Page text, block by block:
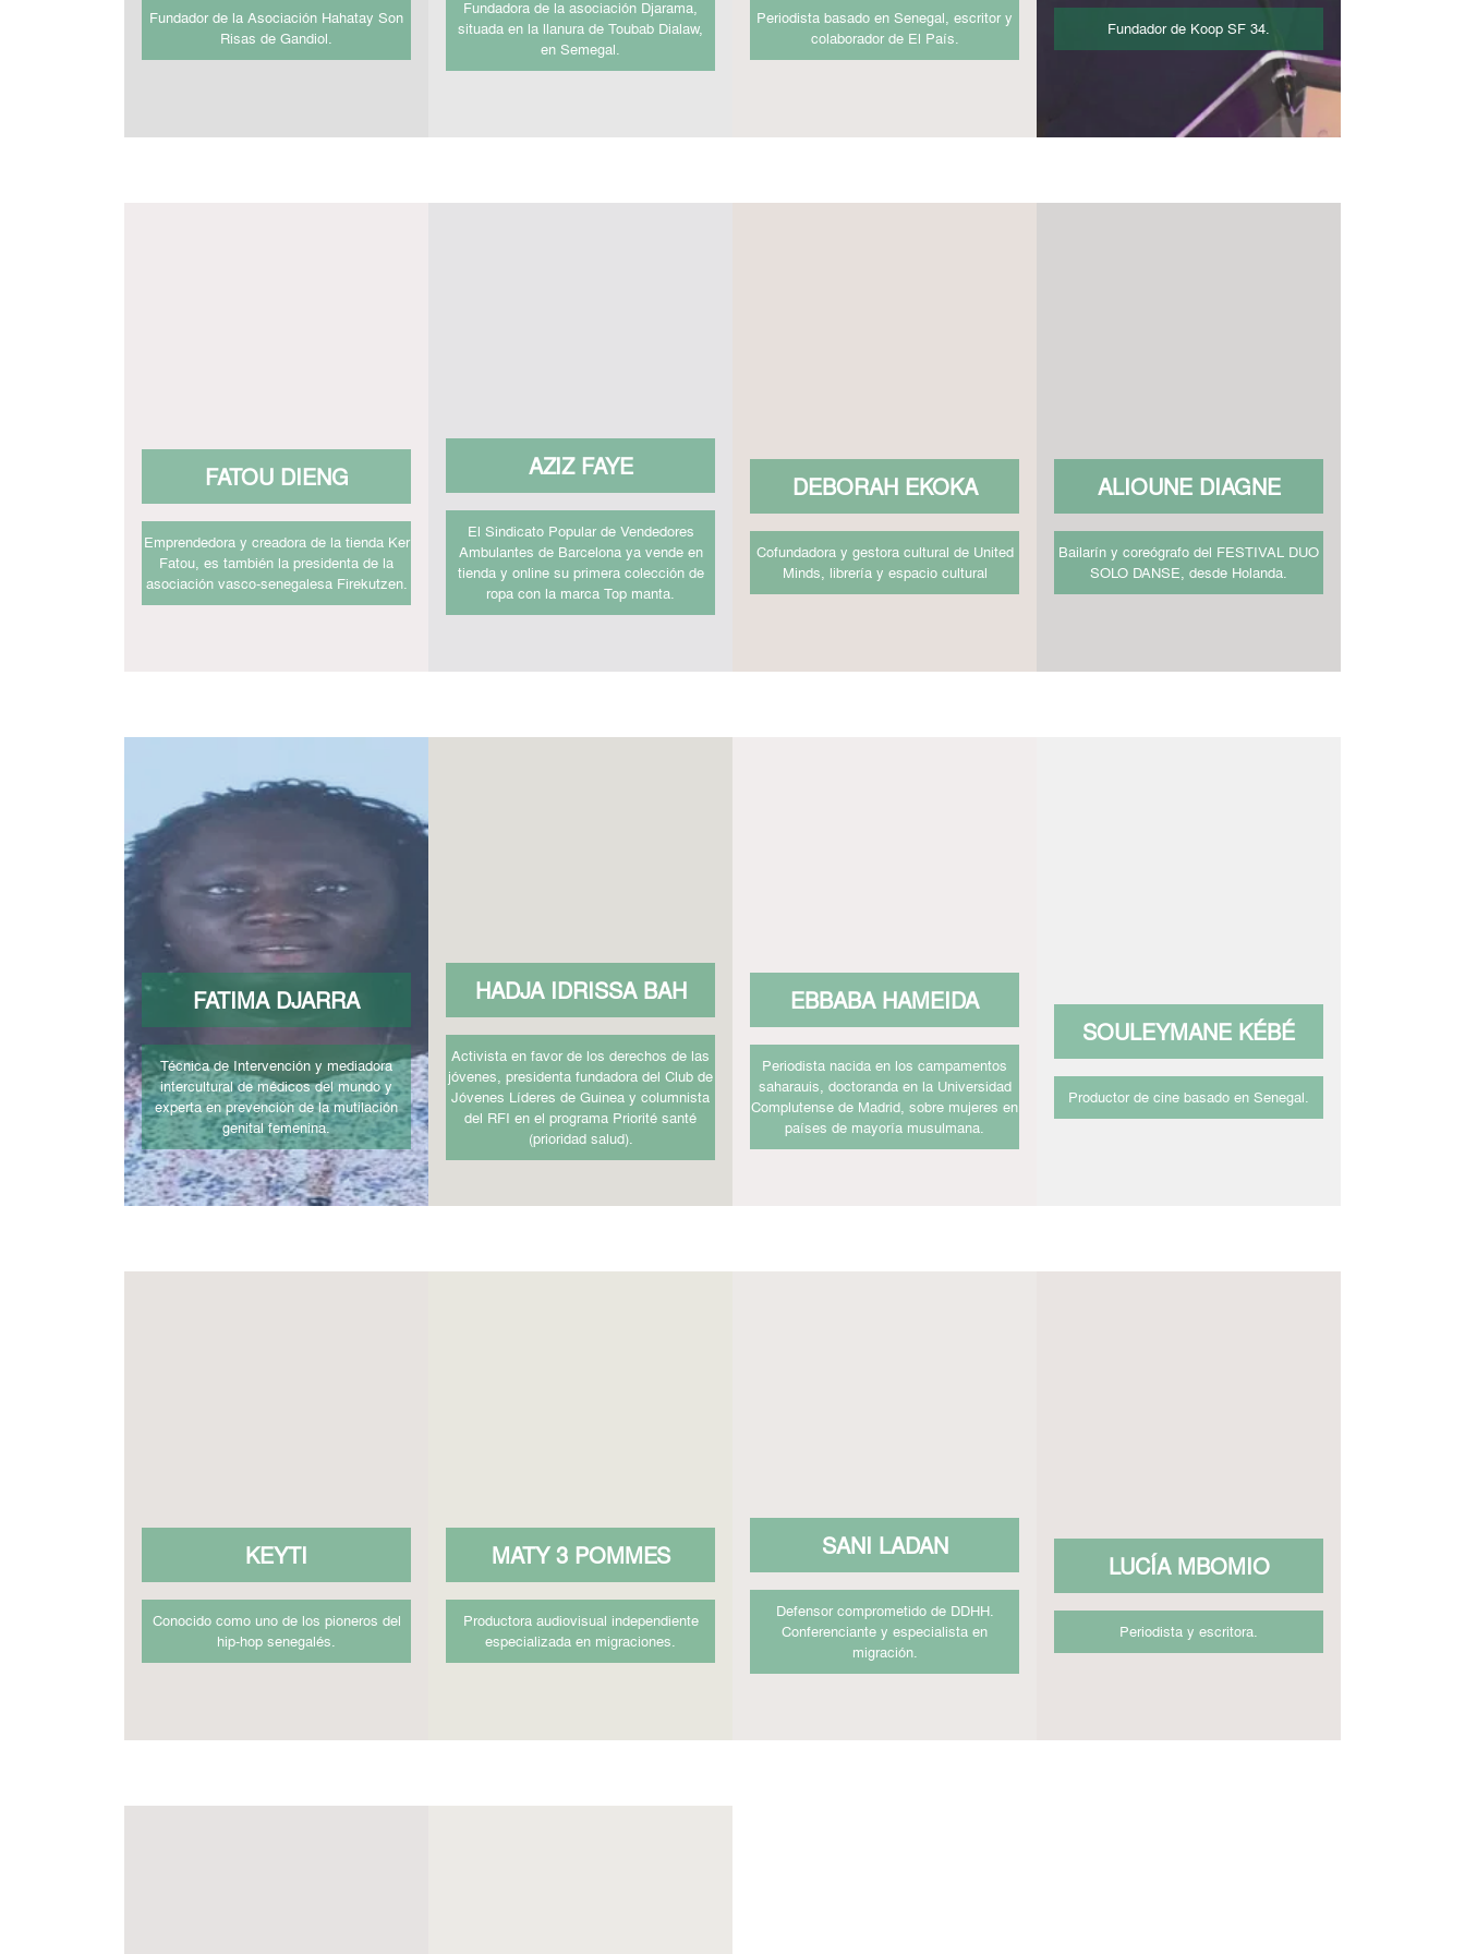
Fundador de la Asociación Hahatay Son
Risas de Gandiol.
Fundadora de la asociación Djarama,
situada en la llanura de Toubab Dialaw,
en Semegal.
Periodista basado en Senegal, escritor y
colaborador de El País.
Fundador de Koop SF 34.
FATOU DIENG
Emprendedora y creadora de la tienda Ker
Fatou, es también la presidenta de la
asociación vasco-senegalesa Firekutzen.
AZIZ FAYE
El Sindicato Popular de Vendedores
Ambulantes de Barcelona ya vende en
tienda y online su primera colección de
ropa con la marca Top manta.
DEBORAH EKOKA
Cofundadora y gestora cultural de United
Minds, librería y espacio cultural
ALIOUNE DIAGNE
Bailarín y coreógrafo del FESTIVAL DUO
SOLO DANSE, desde Holanda.
FATIMA DJARRA
Técnica de Intervención y mediadora
intercultural de médicos del mundo y
experta en prevención de la mutilación
genital femenina.
HADJA IDRISSA BAH
Activista en favor de los derechos de las
jóvenes, presidenta fundadora del Club de
Jóvenes Líderes de Guinea y columnista
del RFI en el programa Priorité santé
(prioridad salud).
EBBABA HAMEIDA
Periodista nacida en los campamentos
saharauis, doctoranda en la Universidad
Complutense de Madrid, sobre mujeres en
países de mayoría musulmana.
SOULEYMANE KÉBÉ
Productor de cine basado en Senegal.
KEYTI
Conocido como uno de los pioneros del
hip-hop senegalés.
MATY 3 POMMES
Productora audiovisual independiente
especializada en migraciones.
SANI LADAN
Defensor comprometido de DDHH.
Conferenciante y especialista en
migración.
LUCÍA MBOMIO
Periodista y escritora.